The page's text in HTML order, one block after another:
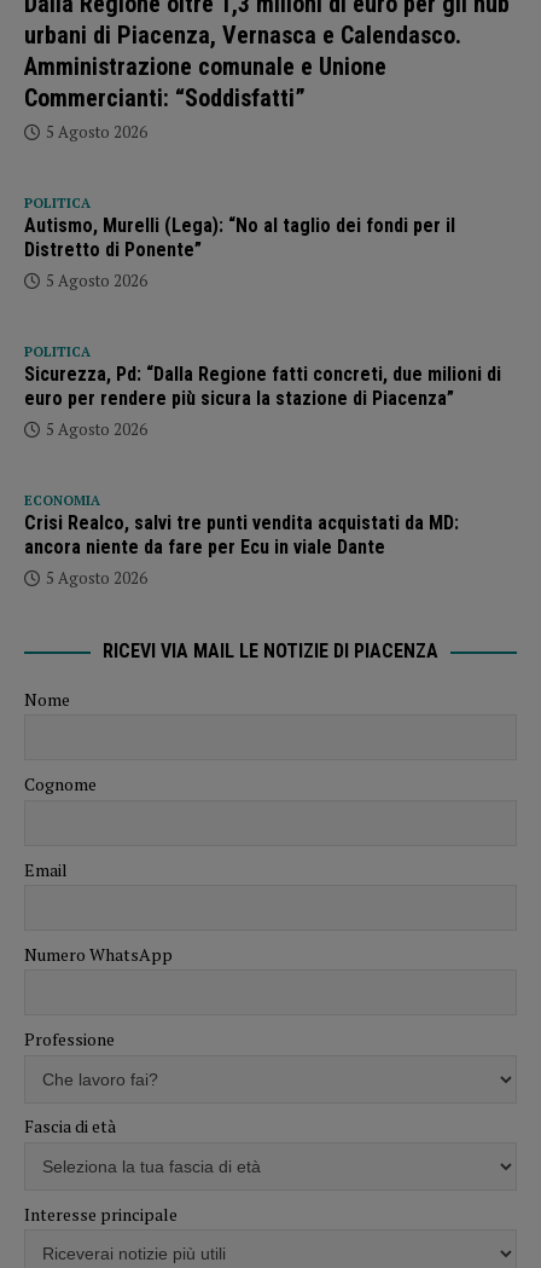
urbani di Piacenza, Vernasca e Calendasco.
Amministrazione comunale e Unione
Commercianti: “Soddisfatti”
5 Agosto 2026
POLITICA
Autismo, Murelli (Lega): “No al taglio dei fondi per il
Distretto di Ponente”
5 Agosto 2026
POLITICA
Sicurezza, Pd: “Dalla Regione fatti concreti, due milioni di
euro per rendere più sicura la stazione di Piacenza”
5 Agosto 2026
ECONOMIA
Crisi Realco, salvi tre punti vendita acquistati da MD:
ancora niente da fare per Ecu in viale Dante
5 Agosto 2026
RICEVI VIA MAIL LE NOTIZIE DI PIACENZA
Nome
Cognome
Email
Numero WhatsApp
Professione
Fascia di età
Interesse principale